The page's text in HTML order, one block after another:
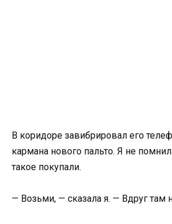
В коридоре завибрировал его
кармана нового пальто. Я не
такое покупали.
— Возьми, — сказала я. — Вдруг там